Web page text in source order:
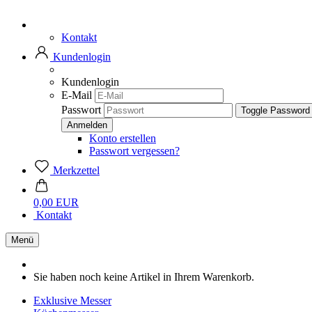
Kontakt
Kundenlogin
Kundenlogin
E-Mail
Passwort
Toggle
Konto erstellen
Passwort vergessen?
Merkzettel
0,00 EUR
Kontakt
Menü
Sie haben noch keine Artikel in Ihrem Warenkorb.
Exklusive Messer